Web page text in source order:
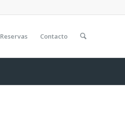
Reservas Contacto